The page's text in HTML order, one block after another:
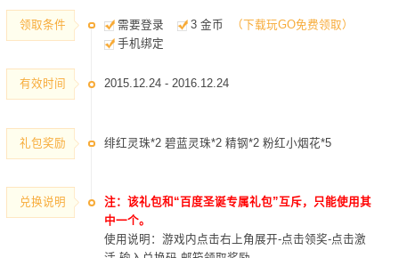
领取条件 需要登录 3 金币
（下载玩GO免费领取）
手机绑定
有效时间 2015.12.24 - 2016.12.24
礼包奖励 绯红灵珠*2 碧蓝灵珠*2 精钢*2 粉红小烟花*5
兑换说明
注：该礼包和“百度圣诞专属礼包”互斥，只能使用其
中一个。
使用说明：游戏内点击右上角展开-点击领奖-点击激